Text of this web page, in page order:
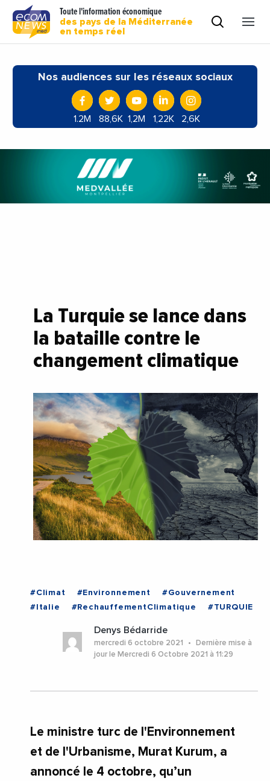
Toute l'information économique
des pays de la Méditerranée
en temps réel
Nos audiences sur les réseaux sociaux
1.2M 88,6K 1,2M 1,22K 2,6K
La Turquie se lance dans
la bataille contre le
changement climatique
#Climat #Environnement
#Gouvernement
#Italie
#RechauffementClimatique #TURQUIE
Denys Bédarride
mercredi 6 octobre 2021
Dernière mise à
jour le Mercredi 6 Octobre 2021 à 11:29
Le ministre turc de l'Environnement
et de l'Urbanisme, Murat Kurum, a
annoncé le 4 octobre, qu’un